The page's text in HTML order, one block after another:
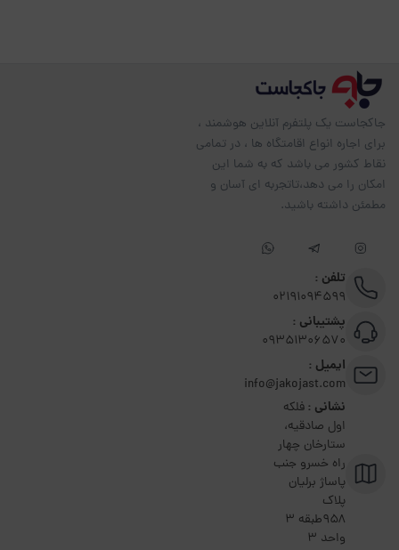
جاکجاست یک پلتفرم آنلاین هوشمند ،
برای اجاره انواع اقامتگاه ها ، در تمامی
نقاط کشور می باشد که به شما این
امکان را می دهد،تاتجربه ای آسان و
مطمئن داشته باشید.
تلفن :
02191094599
پشتیبانی :
09351306570
ایمیل :
info@jakojast.com
نشانی :فلکه
اول صادقیه،
ستارخان چهار
راه خسرو جنب
پاساژ برلیان
پلاک
۹۵۸طبقه 3
واحد 3